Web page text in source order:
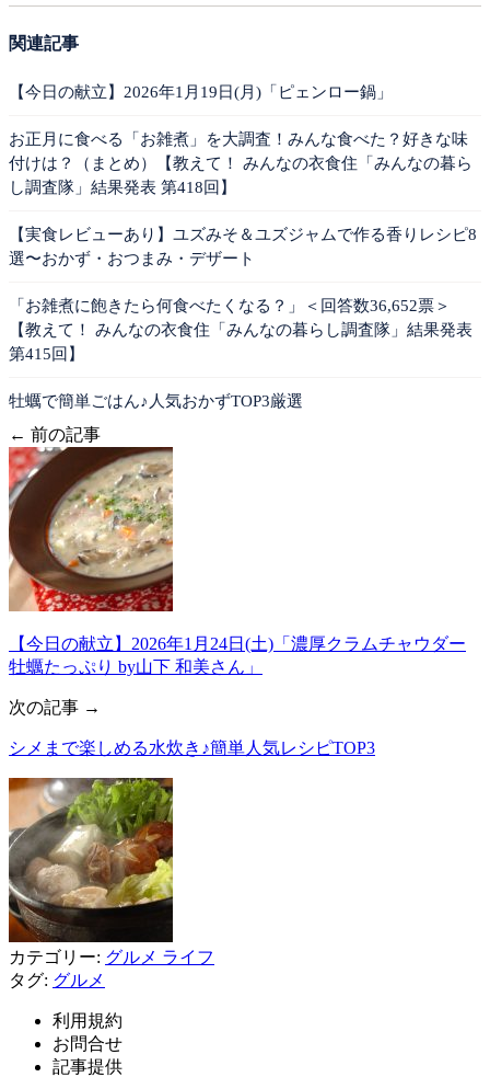
関連記事
【今日の献立】2026年1月19日(月)「ピェンロー鍋」
お正月に食べる「お雑煮」を大調査！みんな食べた？好きな味
付けは？（まとめ）【教えて！ みんなの衣食住「みんなの暮ら
し調査隊」結果発表 第418回】
【実食レビューあり】ユズみそ＆ユズジャムで作る香りレシピ8
選〜おかず・おつまみ・デザート
「お雑煮に飽きたら何食べたくなる？」＜回答数36,652票＞
【教えて！ みんなの衣食住「みんなの暮らし調査隊」結果発表
第415回】
牡蠣で簡単ごはん♪人気おかずTOP3厳選
← 前の記事
【今日の献立】2026年1月24日(土)「濃厚クラムチャウダー
牡蠣たっぷり by山下 和美さん」
次の記事 →
シメまで楽しめる水炊き♪簡単人気レシピTOP3
カテゴリー: グルメ ライフ
タグ: グルメ
利用規約
お問合せ
記事提供